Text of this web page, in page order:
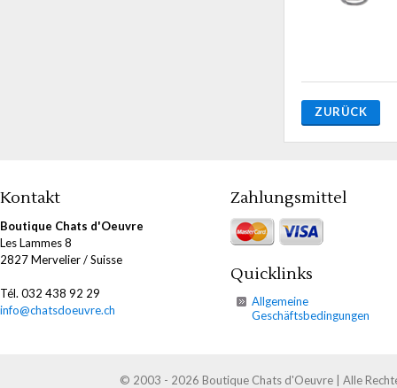
ZURÜCK
Kontakt
Boutique Chats d'Oeuvre
Les Lammes 8
2827 Mervelier / Suisse
Tél. 032 438 92 29
info@chatsdoeuvre.ch
Zahlungsmittel
Quicklinks
Allgemeine
Geschäftsbedingungen
© 2003 - 2026 Boutique Chats d'Oeuvre | Alle